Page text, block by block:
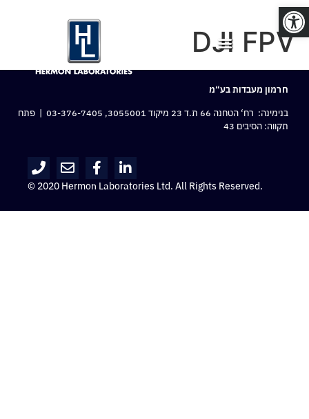
פתח סרגל נגישות
DJI FPV
חרמון מעבדות בע“מ
בנימינה: רח‘ הטחנה 66 ת.ד 23 מיקוד 3055001,
03-376-7405 | פתח
תקווה: הסיבים 43
© 2020 Hermon Laboratories Ltd. All Rights Reserved.